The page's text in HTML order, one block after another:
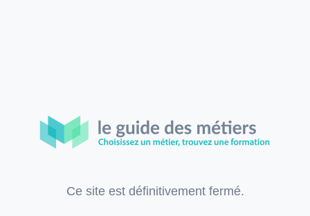
Ce site est définitivement fermé.